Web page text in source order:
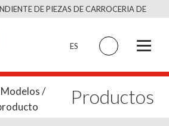
Saltar
DE PIEZAS DE CARROCERIA DE
AL ORIGINAL
ES
Modelos/
Productos